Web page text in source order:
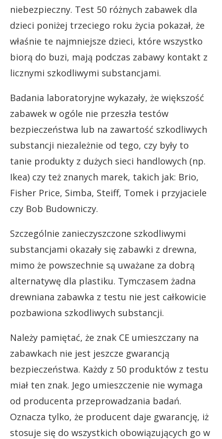
niebezpieczny. Test 50 różnych zabawek dla
dzieci poniżej trzeciego roku życia pokazał, że
właśnie te najmniejsze dzieci, które wszystko
biorą do buzi, mają podczas zabawy kontakt z
licznymi szkodliwymi substancjami.
Badania laboratoryjne wykazały, że większość
zabawek w ogóle nie przeszła testów
bezpieczeństwa lub na zawartość szkodliwych
substancji niezależnie od tego, czy były to
tanie produkty z dużych sieci handlowych (np.
Ikea) czy też znanych marek, takich jak: Brio,
Fisher Price, Simba, Steiff, Tomek i przyjaciele
czy Bob Budowniczy.
Szczególnie zanieczyszczone szkodliwymi
substancjami okazały się zabawki z drewna,
mimo że powszechnie są uważane za dobrą
alternatywę dla plastiku. Tymczasem żadna
drewniana zabawka z testu nie jest całkowicie
pozbawiona szkodliwych substancji.
Należy pamiętać, że znak CE umieszczany na
zabawkach nie jest jeszcze gwarancją
bezpieczeństwa. Każdy z 50 produktów z testu
miał ten znak. Jego umieszczenie nie wymaga
od producenta przeprowadzania badań.
Oznacza tylko, że producent daje gwarancję, iż
stosuje się do wszystkich obowiązujących go w